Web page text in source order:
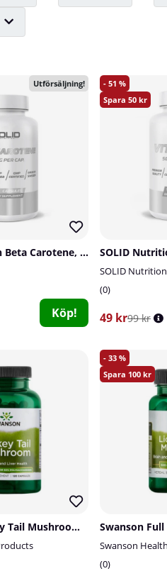
Utförsäljning!
SOLID Nutrition Beta Carotene, 90 caps
Köp!
51
50
SOLID Nutrition
0
49 kr99 kr
Swanson Turkey Tail Mushroom, 120 caps
33
100
Swanson
0